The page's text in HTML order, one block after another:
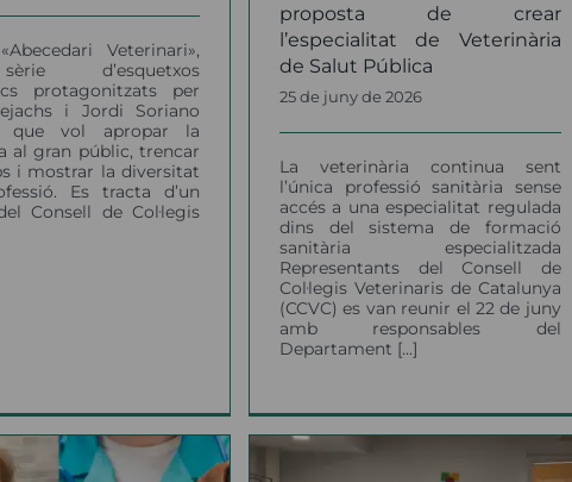
Veterinari»,
d’esquetxos
protagonitzats per
i Jordi Soriano
que vol apropar la
al gran públic, trencar
i mostrar la diversitat
Es tracta d’un
Consell de Col·legis
proposta de crear
l’especialitat de Veterinària
de Salut Pública
25 de juny de 2026
La veterinària continua sent
l’única professió sanitària sense
accés a una especialitat regulada
dins del sistema de formació
sanitària especialitzada
Representants del Consell de
Col·legis Veterinaris de Catalunya
(CCVC) es van reunir el 22 de juny
amb responsables del
Departament [...]
Dermatosi Nodular